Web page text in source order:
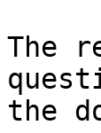
The
the